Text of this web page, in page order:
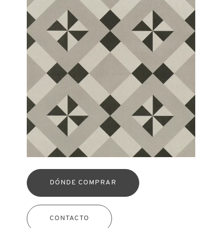
DÓNDE COMPRAR
CONTACTO